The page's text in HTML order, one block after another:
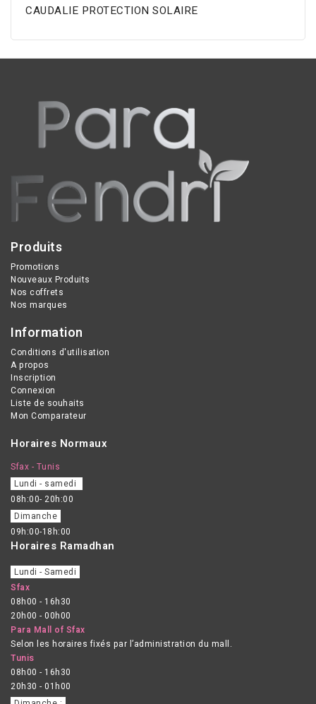
CAUDALIE PROTECTION SOLAIRE
Produits
Promotions
Nouveaux Produits
Nos coffrets
Nos marques
Information
Conditions d'utilisation
A propos
Inscription
Connexion
Liste de souhaits
Mon Comparateur
Horaires Normaux
Sfax - Tunis
Lundi - samedi
08h:00- 20h:00
Dimanche
09h:00-18h:00
Horaires Ramadhan
Lundi - Samedi
Sfax
08h00 - 16h30
20h00 - 00h00
Para Mall of Sfax
Selon les horaires fixés par l’administration du mall.
Tunis
08h00 - 16h30
20h30 - 01h00